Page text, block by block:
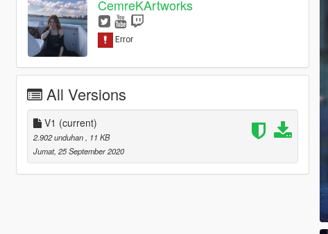
CemreKArtworks
All Versions
V1 (current)
2.902 unduhan
, 11 KB
Jumat, 25 September 2020